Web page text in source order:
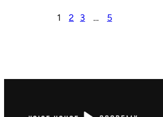
1 2 3 … 5